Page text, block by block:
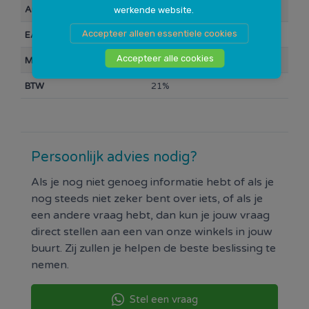
werkende website.
Accepteer alleen essentiele cookies
Accepteer alle cookies
Chevrolet_Daewoo Cruze:
Chevrolet_Daewoo Epica:2006 -->
Chevrolet_Daewoo Evanda:
Chevrolet_Daewoo Nubira:
Chevrolet_Daewoo Spark:
Chevrolet_Daewoo Tacuma:
Chrysler Grand Voyager:
Chrysler Sebring:
Chrysler Voyager:
Citroën AX:
Citroën BX:
Citroën C-Crosser:
Citroën C1:
Citroën C2:
Artikelnummer 10017075
EAN Barcode 8000692268506
Merk Supra
BTW 21%
Persoonlijk advies nodig?
Als je nog niet genoeg informatie hebt of als je
nog steeds niet zeker bent over iets, of als je
een andere vraag hebt, dan kun je jouw vraag
direct stellen aan een van onze winkels in jouw
buurt. Zij zullen je helpen de beste beslissing te
nemen.
Stel een vraag